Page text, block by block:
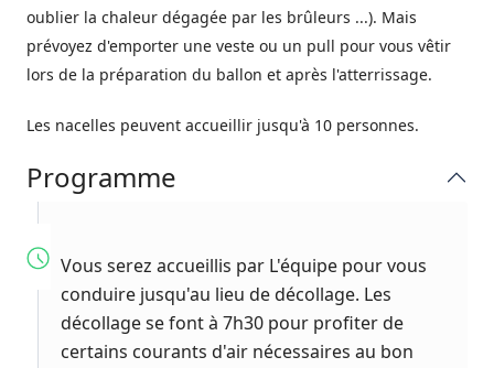
oublier la chaleur dégagée par les brûleurs ...). Mais
prévoyez d'emporter une veste ou un pull pour vous vêtir
lors de la préparation du ballon et après l'atterrissage.
Les nacelles peuvent accueillir jusqu'à 10 personnes.
Programme
Vous serez accueillis par L'équipe pour vous
conduire jusqu'au lieu de décollage. Les
décollage se font à 7h30 pour profiter de
certains courants d'air nécessaires au bon